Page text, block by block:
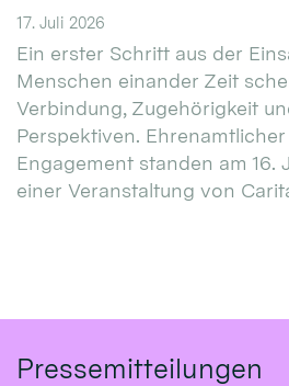
17. Juli 2026
Ein erster Schritt aus der
Menschen einander Zeit
Verbindung, Zugehörigkeit
Perspektiven.
Engagement standen am 16.
einer Veranstaltung von
Pressemitteilungen